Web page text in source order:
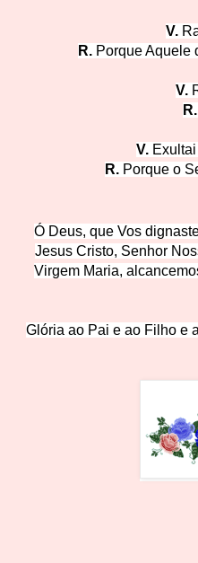
V.
R. Porque Aquele
V.
R.
V.
R. Porque o
Ó Deus, que Vos
Jesus Cristo, Senhor
Virgem Maria,
Glória ao Pai e ao Filho e